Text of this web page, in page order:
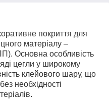
покриття для
матеріалу –
Основна особливість
цегли у широкому
клейового шару, що
необхідності